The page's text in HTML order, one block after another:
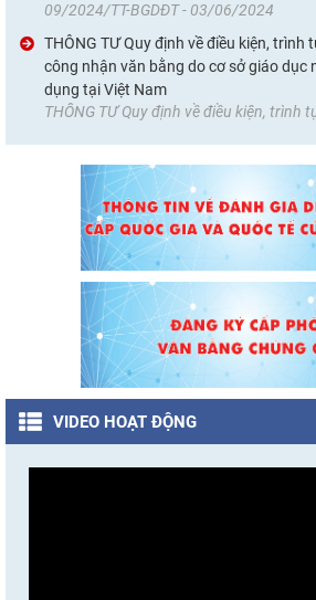
09/2024/TT-BGDĐT - 03/06/2024
THÔNG TƯ Quy định về điều kiện, trình
công nhận văn bằng do cơ sở giáo dục
dụng tại Việt Nam
THÔNG TƯ Quy định về điều kiện, trình
VIDEO HOẠT ĐỘNG